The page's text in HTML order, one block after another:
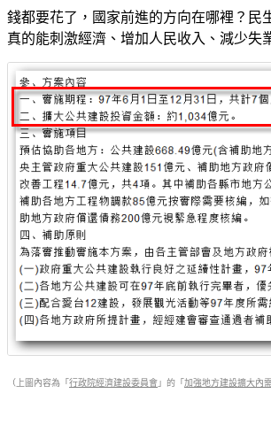
錢都要花了，國家前進的方向在哪裡？民
真的能刺激經濟、增加人民收入、減少失
（上圖內容為「行政院經濟建設委員會」的「加強地方建設擴大內